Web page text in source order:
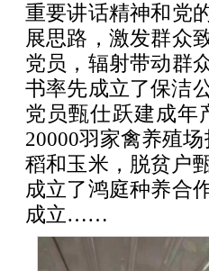
重要讲话精神和党
展思路，激发群众
党员，辐射带动群
书率先成立了保洁
党员甄仕跃建成年
20000羽家禽养殖
稻和玉米，脱贫户
成立了鸿庭种养合
成立……